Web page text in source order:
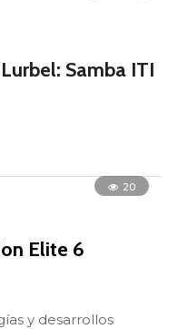
Samba ITI
20
Elite 6
y desarrollos